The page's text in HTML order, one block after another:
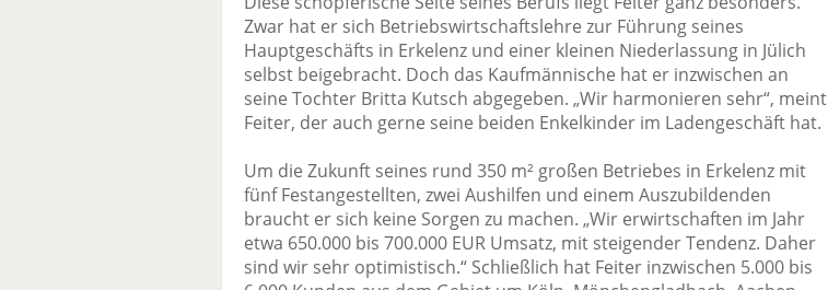
Zwar hat er sich Betriebswirtschaftslehre zur Führung seines
Hauptgeschäfts in Erkelenz und einer kleinen Niederlassung in Jülich
selbst beigebracht. Doch das Kaufmännische hat er inzwischen an
seine Tochter Britta Kutsch abgegeben. „Wir harmonieren sehr“, meint
Feiter, der auch gerne seine beiden Enkelkinder im Ladengeschäft hat.
Um die Zukunft seines rund 350 m² großen Betriebes in Erkelenz mit
fünf Festangestellten, zwei Aushilfen und einem Auszubildenden
braucht er sich keine Sorgen zu machen. „Wir erwirtschaften im Jahr
etwa 650.000 bis 700.000 EUR Umsatz, mit steigender Tendenz. Daher
sind wir sehr optimistisch.“ Schließlich hat Feiter inzwischen 5.000 bis